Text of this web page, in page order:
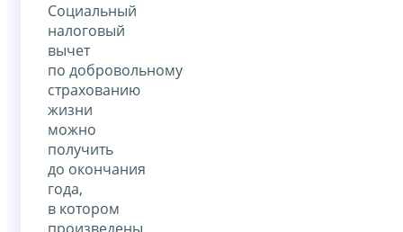
Социальный
налоговый
вычет
по добровольному
страхованию
жизни
можно
получить
до окончания
года,
в котором